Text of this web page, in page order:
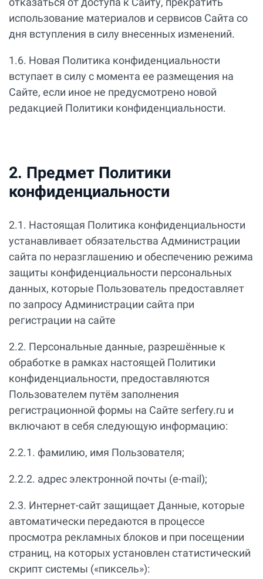
использование материалов и сервисов Сайта со
дня вступления в силу внесенных изменений.
1.6. Новая Политика конфиденциальности
вступает в силу с момента ее размещения на
Сайте, если иное не предусмотрено новой
редакцией Политики конфиденциальности.
2. Предмет Политики
конфиденциальности
2.1. Настоящая Политика конфиденциальности
устанавливает обязательства Администрации
сайта по неразглашению и обеспечению режима
защиты конфиденциальности персональных
данных, которые Пользователь предоставляет
по запросу Администрации сайта при
регистрации на сайте
2.2. Персональные данные, разрешённые к
обработке в рамках настоящей Политики
конфиденциальности, предоставляются
Пользователем путём заполнения
регистрационной формы на Сайте serfery.ru и
включают в себя следующую информацию:
2.2.1. фамилию, имя Пользователя;
2.2.2. адрес электронной почты (e-mail);
2.3. Интернет-сайт защищает Данные, которые
автоматически передаются в процессе
просмотра рекламных блоков и при посещении
страниц, на которых установлен статистический
скрипт системы («пиксель»):